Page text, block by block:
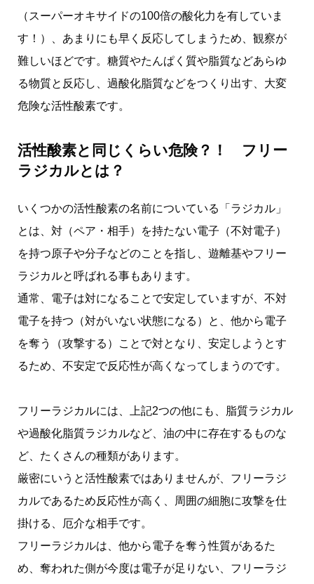
（スーパーオキサイドの100倍の酸化力を有していま
す！）、あまりにも早く反応してしまうため、観察が
難しいほどです。糖質やたんぱく質や脂質などあらゆ
る物質と反応し、過酸化脂質などをつくり出す、大変
危険な活性酸素です。
活性酸素と同じくらい危険？！ フリー
ラジカルとは？
いくつかの活性酸素の名前についている「ラジカル」
とは、対（ペア・相手）を持たない電子（不対電子）
を持つ原子や分子などのことを指し、遊離基やフリー
ラジカルと呼ばれる事もあります。
通常、電子は対になることで安定していますが、不対
電子を持つ（対がいない状態になる）と、他から電子
を奪う（攻撃する）ことで対となり、安定しようとす
るため、不安定で反応性が高くなってしまうのです。
フリーラジカルには、上記2つの他にも、脂質ラジカル
や過酸化脂質ラジカルなど、油の中に存在するものな
ど、たくさんの種類があります。
厳密にいうと活性酸素ではありませんが、フリーラジ
カルであるため反応性が高く、周囲の細胞に攻撃を仕
掛ける、厄介な相手です。
フリーラジカルは、他から電子を奪う性質があるた
め、奪われた側が今度は電子が足りない、フリーラジ